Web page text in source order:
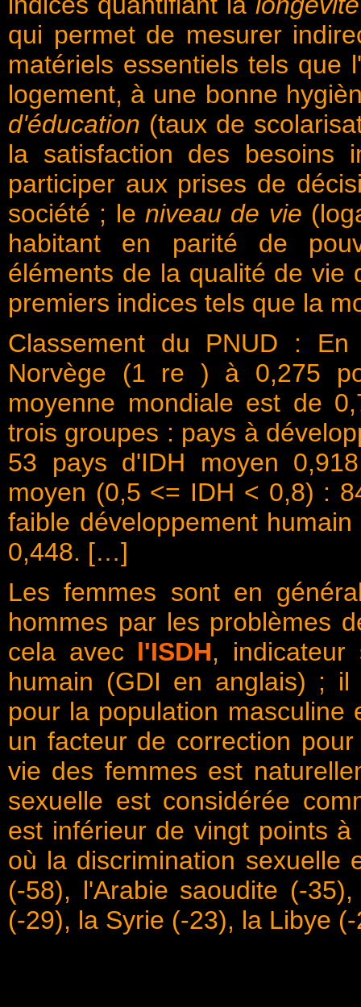
qui permet de mesurer
matériels essentiels tels que
logement, à une bonne
d'éducation (taux de
la satisfaction des besoins
participer aux prises de
société ; leniveau de vie
habitant en parité de
éléments de la qualité de vie
premiers indices tels que la
Classement du PNUD :
Norvège (1 re ) à 0,275
moyenne mondiale est de
trois groupes : pays à
53 pays d'IDH moyen
moyen (0,5 <= IDH < 0,8) :
faible développement
0,448. […]
Les femmes sont en
hommes par les problèmes
cela avec l'ISDH, indicateur
humain (GDI en anglais) ; il
pour la population masculine
un facteur de correction
vie des femmes est
sexuelle est considérée
est inférieur de vingt points
où la discrimination sexuelle
(-58), l'Arabie saoudite (-
(-29), la Syrie (-23), la Libye